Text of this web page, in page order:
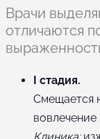
Врачи
отличаются
I стадия.
Смещается
вовлечение
Клиника: